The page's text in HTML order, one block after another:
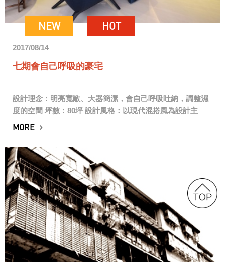
NEW HOT
2017/08/14
七期會自己呼吸的豪宅
設計理念：明亮寬敞、大器簡潔，會自己呼吸吐納，調整濕
度的空間 坪數：80坪 設計風格：以現代混搭風為設計主
軸，點綴奢華、低調的特殊材質，加添家的層次感。 材料計
MORE